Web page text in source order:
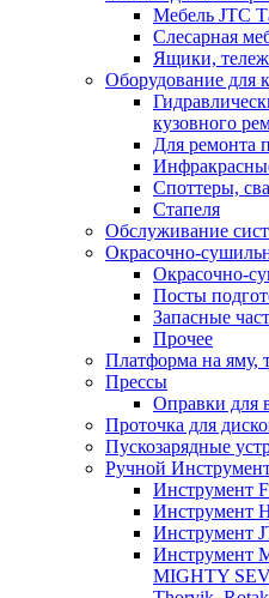
Мебель JTC
Слесарная
Ящики,
Оборудование для
кузовного
Для ремонта
Споттеры,
Стапеля
Обслуживание
Окрасочно-
Окрасочно-
Посты
Запасные
Прочее
Платформа на яму,
Прессы
Оправки для
Проточка для
Пускозарядные
Ручной
Инструмент
Инструмент
Инструмент
Инструмент
MIGHTY